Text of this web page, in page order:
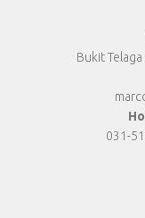
Bukit
031-